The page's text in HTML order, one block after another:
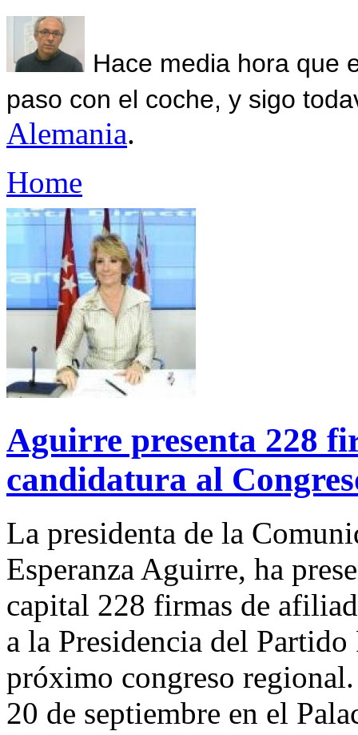
Hace media hora que
paso con el coche, y sigo
Alemania.
Home
Aguirre presenta 228
candidatura al
La presidenta de la
Esperanza Aguirre, ha
capital 228 firmas de
a la Presidencia del
próximo congreso
20 de septiembre en el